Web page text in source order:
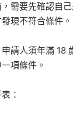
需要先確認自
現不符合條件。
請人須年滿 18
項條件。
：